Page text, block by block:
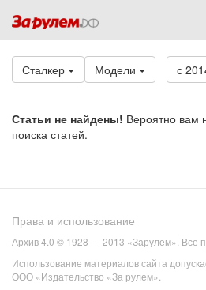
Сталкер Модели с
Статьи не найдены! Вероятно вам
поиска статей.
Права и использование
Архив 4.0 © 1928 — 2013 «Зарулем». Все
Использование материалов сайта
ООО «Издательство «За рулем».